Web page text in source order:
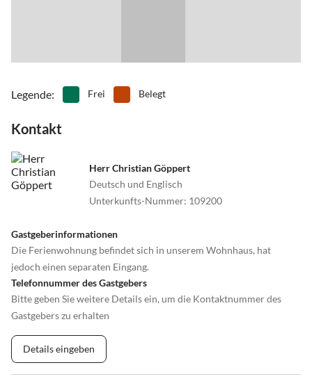
Legende: Frei Belegt
Kontakt
Herr Christian Göppert
Deutsch und Englisch
Unterkunfts-Nummer: 109200
Gastgeberinformationen
Die Ferienwohnung befindet sich in unserem Wohnhaus, hat
jedoch einen separaten Eingang.
Telefonnummer des Gastgebers
Bitte geben Sie weitere Details ein, um die Kontaktnummer des
Gastgebers zu erhalten
Details eingeben